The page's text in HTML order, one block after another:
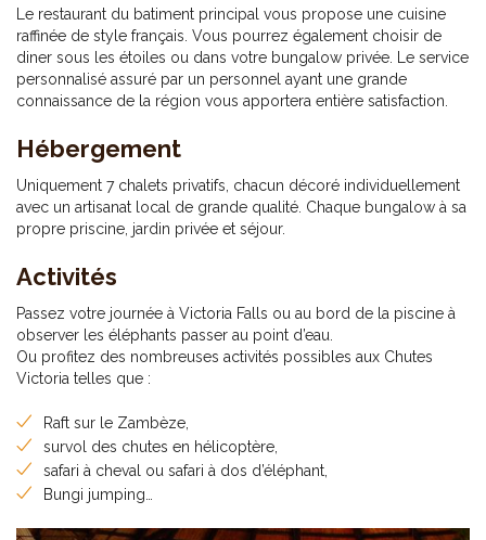
Le restaurant du batiment principal vous propose une cuisine
raffinée de style français. Vous pourrez également choisir de
diner sous les étoiles ou dans votre bungalow privée. Le service
personnalisé assuré par un personnel ayant une grande
connaissance de la région vous apportera entière satisfaction.
Hébergement
Uniquement 7 chalets privatifs, chacun décoré individuellement
avec un artisanat local de grande qualité. Chaque bungalow à sa
propre priscine, jardin privée et séjour.
Activités
Passez votre journée à Victoria Falls ou au bord de la piscine à
observer les éléphants passer au point d’eau.
Ou profitez des nombreuses activités possibles aux Chutes
Victoria telles que :
Raft sur le Zambèze,
survol des chutes en hélicoptère,
safari à cheval ou safari à dos d’éléphant,
Bungi jumping…